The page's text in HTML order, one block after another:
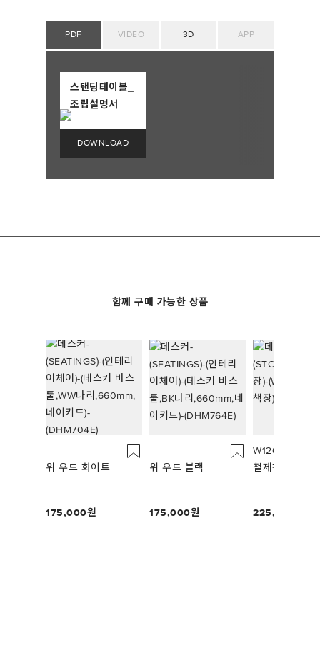
PDF VIDEO 3D APP
스탠딩테이블_
조립설명서
함께 구매 가능한 상품
위 우드 화이트
175,000
위 우드 블랙
175,000
W1200 3단
철제책장
225,000